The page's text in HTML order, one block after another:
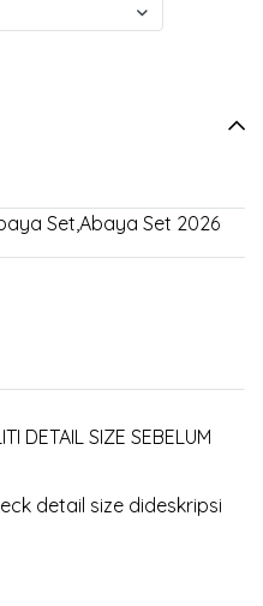
Set,Abaya Set 2026
DETAIL SIZE SEBELUM
detail size dideskripsi